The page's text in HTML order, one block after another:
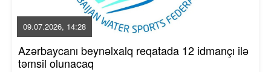
09.07.2026, 14:28
Azərbaycanı beynəlxalq reqatada 12 idmançı ilə
təmsil olunacaq